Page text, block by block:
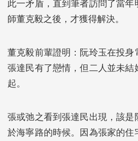
此一矛盾，直到筆者訪問了當年
師董克毅之後，才獲得解決。
董克毅前輩證明：阮玲玉在投身
張達民有了戀情，但二人並未結
起。
張或弛之看到張達民出現，該是
於海寧路的時候。因為張家的住